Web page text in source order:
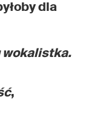
dla
wokalistka.
,